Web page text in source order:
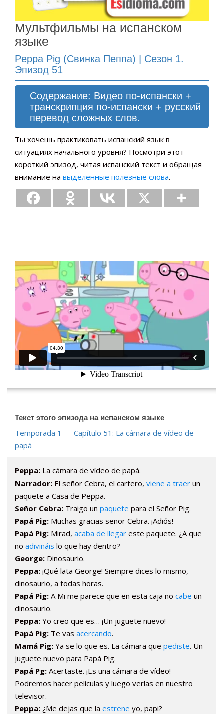
Мультфильмы на испанском
языке
Peppa Pig (Свинка Пеппа) | Сезон 1.
Эпизод 51
Содержание: Видео по-испански +
транскрипция по-испански + русский
перевод сложных слов.
Ты хочешь практиковать испанский язык в
ситуациях начального уровня? Посмотри этот
короткий эпизод, читая испанский текст и обращая
внимание на выделенные полезные слова.
[wp-video-floater]
Текст этого эпизода на испанском языке
Temporada 1 — Capítulo 51: La cámara de vídeo de
papá
Peppa: La cámara de vídeo de papá.
Narrador: El señor Cebra, el cartero, viene a traer un
paquete a Casa de Peppa.
Señor Cebra: Traigo un paquete para el Señor Pig.
Papá Pig: Muchas gracias señor Cebra. ¡Adiós!
Papá Pig: Mirad, acaba de llegar este paquete. ¿A que
no adivináis lo que hay dentro?
George: Dinosaurio.
Peppa: ¡Qué lata George! Siempre dices lo mismo,
dinosaurio, a todas horas.
Papá Pig: A Mi me parece que en esta caja no cabe un
dinosaurio.
Peppa: Yo creo que es… ¡Un juguete nuevo!
Papá Pig: Te vas acercando.
Mamá Pig: Ya se lo que es. La cámara que pediste. Un
juguete nuevo para Papá Pig.
Papá Pg: Acertaste. ¡Es una cámara de vídeo!
Podremos hacer películas y luego verlas en nuestro
televisor.
Peppa: ¿Me dejas que la estrene yo, papi?